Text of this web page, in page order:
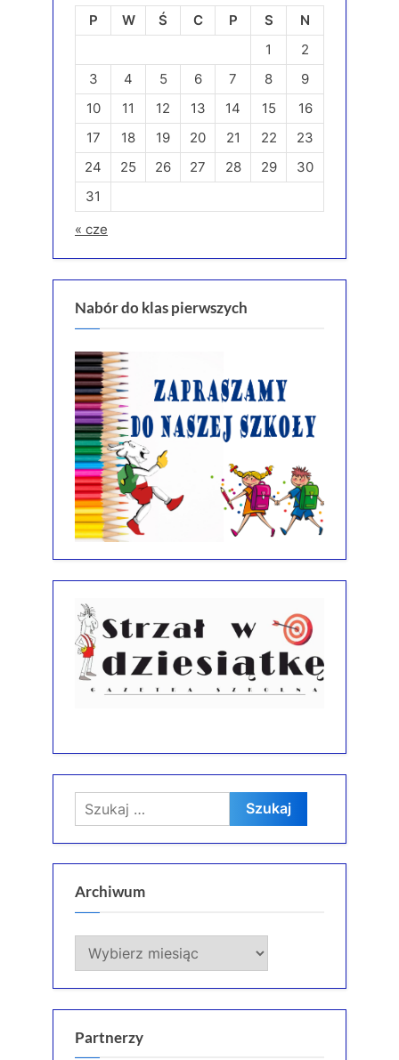
P W Ś C P S
N
1
2
3
4 5 6 7 8
9
10
11 12 13 14 15
16
17
18 19 20 21 22
23
24
25 26 27 28 29
30
31
« cze
Nabór do klas pierwszych
Szukaj:
Archiwum
Archiwum
Partnerzy